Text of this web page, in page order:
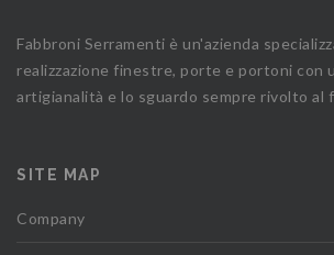
Fabbroni Serramenti è un'azienda
realizzazione finestre, porte e portoni con
artigianalità e lo sguardo sempre rivolto al
SITE MAP
Company